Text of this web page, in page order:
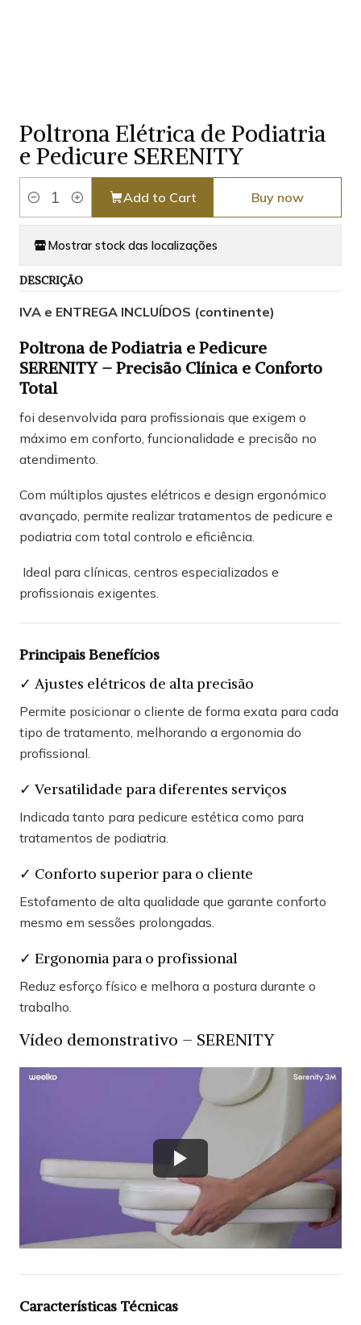
Poltrona Elétrica de Podiatria
e Pedicure SERENITY
Quantity
Add to Cart Buy now
Mostrar stock das localizações
DESCRIÇÃO
IVA e ENTREGA INCLUÍDOS (continente)
Poltrona de Podiatria e Pedicure
SERENITY – Precisão Clínica e Conforto
Total
foi desenvolvida para profissionais que exigem o
máximo em conforto, funcionalidade e precisão no
atendimento.
Com múltiplos ajustes elétricos e design ergonómico
avançado, permite realizar tratamentos de pedicure e
podiatria com total controlo e eficiência.
Ideal para clínicas, centros especializados e
profissionais exigentes.
Principais Benefícios
✓ Ajustes elétricos de alta precisão
Permite posicionar o cliente de forma exata para cada
tipo de tratamento, melhorando a ergonomia do
profissional.
✓ Versatilidade para diferentes serviços
Indicada tanto para pedicure estética como para
tratamentos de podiatria.
✓ Conforto superior para o cliente
Estofamento de alta qualidade que garante conforto
mesmo em sessões prolongadas.
✓ Ergonomia para o profissional
Reduz esforço físico e melhora a postura durante o
trabalho.
Vídeo demonstrativo – SERENITY
Características Técnicas